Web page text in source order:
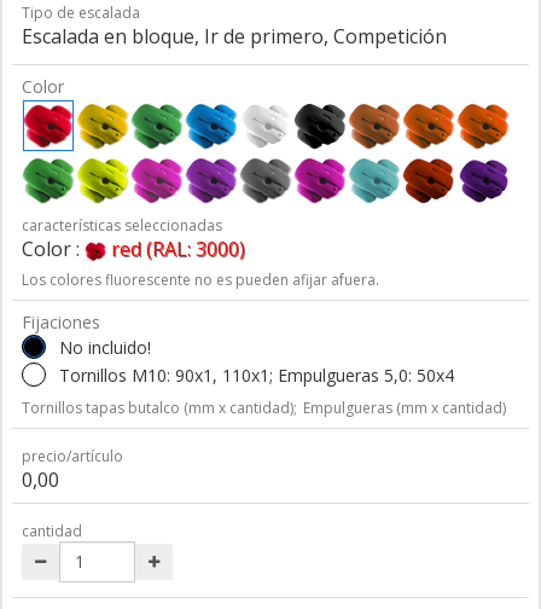
Tipo de escalada
Escalada en bloque, Ir de primero, Competición
Color
características seleccionadas
Color : red (RAL: 3000)
Los colores fluorescente no es pueden afijar afuera.
Fijaciones
No incluido!
Tornillos M10: 90x1, 110x1; Empulgueras 5,0: 50x4
Tornillos tapas butalco (mm x cantidad); Empulgueras (mm x cantidad)
precio/artículo
0,00
cantidad